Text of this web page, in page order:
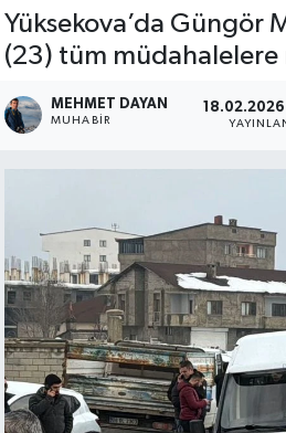
Yüksekova’da Güngör
(23) tüm müdahalelere
MEHMET DAYAN
MUHABIR
18.02.2026